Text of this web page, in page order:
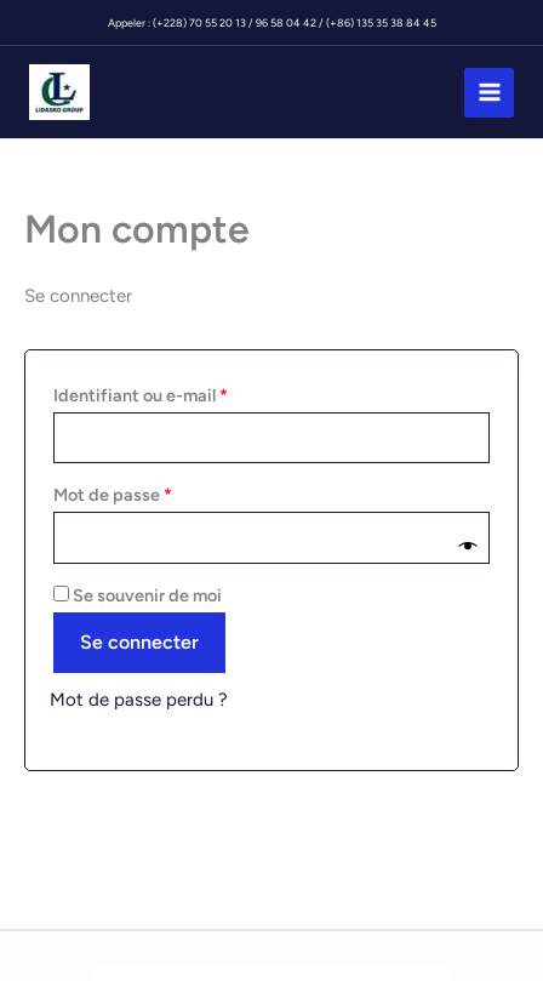
au
contenu
Appeler : (+228) 70 55 20 13 / 96 58 04 42 / (+86) 135 35 38 84 45
Mon compte
Se connecter
Identifiant ou e-mail *
Mot de passe *
Se souvenir de moi
Se connecter
Mot de passe perdu ?